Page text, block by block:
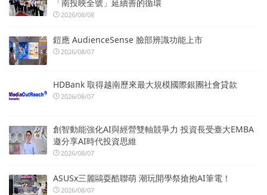
「南投映全號」延續善的循環
2026/08/08
鎧應 AudienceSense 臉部辨識功能上市
2026/08/07
HDBank 取得越南歷來最大規模國際銀團社會貸款
2026/08/07
創智動能強化AI與經營雙軸競爭力 投資長受臺大EMBA
邀分享AI時代投資思維
2026/08/07
ASUSx三麗鷗耍酷聯萌 潮玩開學祭搶抱AI筆電！
2026/08/07